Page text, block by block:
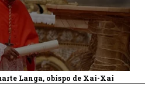
Langa, obispo de Xai-Xai